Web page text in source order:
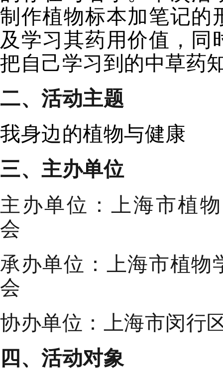
制作植物标本加笔记的
及学习其药用价值，同
把自己学习到的中草药
二、活动主题
我身边 的植物与健康
三、主办单位
主办单位：上海市植
会
承办单位 ： 上海市植物
会
协办单位： 上海市闵行
四 、活动对象